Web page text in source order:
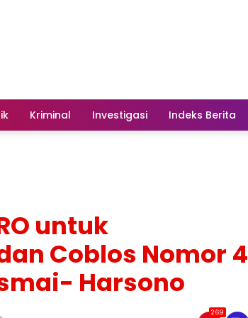
Kriminal Investigasi Indeks Berita
untuk
Coblos Nomor 4
Harsono
269